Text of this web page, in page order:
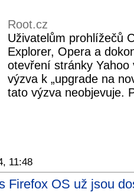
Root.cz
Uživatelům prohlížečů
Explorer, Opera a
otevření stránky
výzva k „upgrade na
tato výzva neobjevuje.
11:48
Firefox OS už jsou